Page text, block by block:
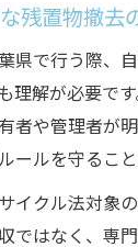
残置物撤去
県で行う際、
理解が必要で
者や管理者が
ールを守るこ
イクル法対象
ではなく、専